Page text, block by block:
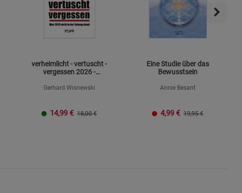
verheimlicht - vertuscht -
vergessen 2026 -
Gerhard Wisnewski
14,99 € 18,00 €
Eine Studie über das
Bewusstsein
Annie Besant
4,99 € 19,95 €